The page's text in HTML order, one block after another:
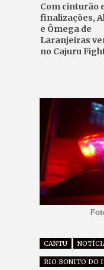
Com cinturão
finalizações,
e Ômega de
Laranjeiras
no Cajuru
CANTU